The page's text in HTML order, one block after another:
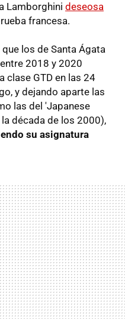
Lamborghini deseosa
francesa.
los de Santa Ágata
2018 y 2020
la clase GTD en las 24
y dejando aparte las
las del 'Japanese
década de los 2000),
su asignatura